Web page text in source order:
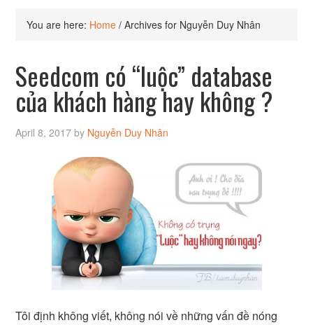
You are here: Home / Archives for Nguyễn Duy Nhân
Seedcom có “luộc” database
của khách hàng hay không ?
April 8, 2017 by Nguyễn Duy Nhân
Tôi định không viết, không nói về những vấn đề nóng